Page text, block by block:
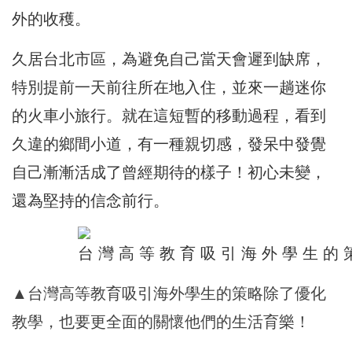
外的收穫。
久居台北市區，為避免自己當天會遲到缺席，
特別提前一天前往所在地入住，並來一趟迷你
的火車小旅行。就在這短暫的移動過程，看到
久違的鄉間小道，有一種親切感，發呆中發覺
自己漸漸活成了曾經期待的樣子！初心未變，
還為堅持的信念前行。
▲台灣高等教育吸引海外學生的策略除了優化
教學，也要更全面的關懷他們的生活育樂！